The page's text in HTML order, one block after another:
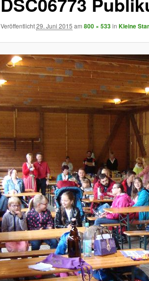
Veröffentlicht29. Juni 2015 am 800 × 533in Kleine